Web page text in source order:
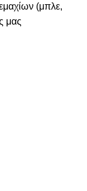
(μπλε,
μας